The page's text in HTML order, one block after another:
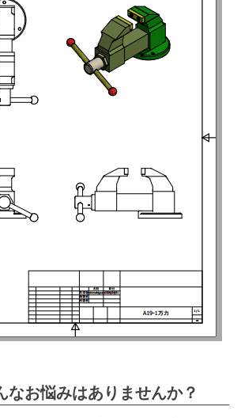
お悩みはありませんか？